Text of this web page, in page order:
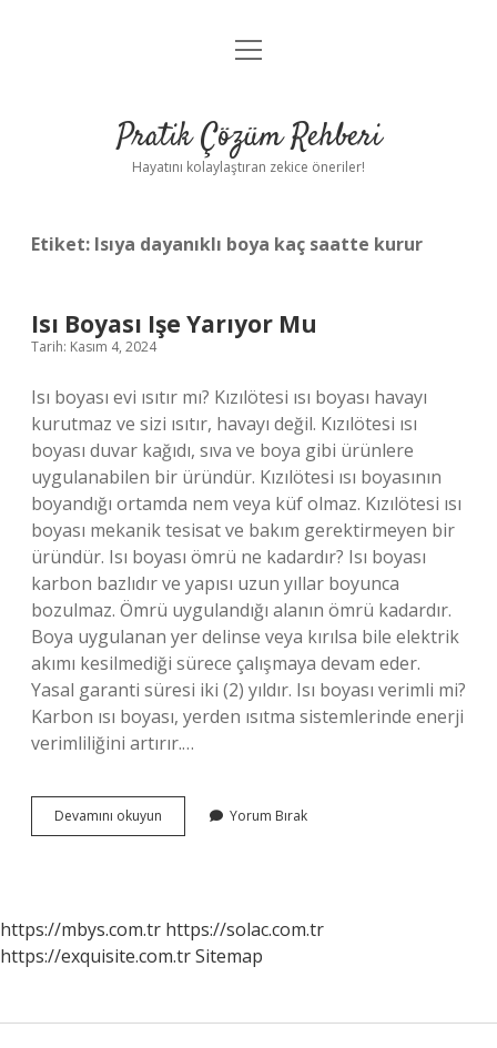
Anasayfa
Yasal Uyarı
menüyü
Pratik Çözüm Rehberi
Hayatını kolaylaştıran zekice öneriler!
Etiket: Isıya dayanıklı boya kaç saatte kurur
Isı Boyası Işe Yarıyor Mu
Tarih: Kasım 4, 2024
Isı boyası evi ısıtır mı? Kızılötesi ısı boyası havayı
kurutmaz ve sizi ısıtır, havayı değil. Kızılötesi ısı
boyası duvar kağıdı, sıva ve boya gibi ürünlere
uygulanabilen bir üründür. Kızılötesi ısı boyasının
boyandığı ortamda nem veya küf olmaz. Kızılötesi ısı
boyası mekanik tesisat ve bakım gerektirmeyen bir
üründür. Isı boyası ömrü ne kadardır? Isı boyası
karbon bazlıdır ve yapısı uzun yıllar boyunca
bozulmaz. Ömrü uygulandığı alanın ömrü kadardır.
Boya uygulanan yer delinse veya kırılsa bile elektrik
akımı kesilmediği sürece çalışmaya devam eder.
Yasal garanti süresi iki (2) yıldır. Isı boyası verimli mi?
Karbon ısı boyası, yerden ısıtma sistemlerinde enerji
verimliliğini artırır.…
Devamını okuyun
Boyası
Yorum Bırak
https://mbys.com.tr https://solac.com.tr
https://exquisite.com.trSitemap